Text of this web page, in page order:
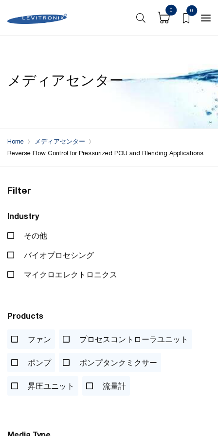
0 0
メディアセンター
Home
メディアセンター
Reverse Flow Control for Pressurized POU and Blending Applications
Filter
Industry
その他
バイオプロセシング
マイクロエレクトロニクス
Products
ファン プロセスコントローラユニット
ポンプ ポンプタンクミクサー
昇圧ユニット 流量計